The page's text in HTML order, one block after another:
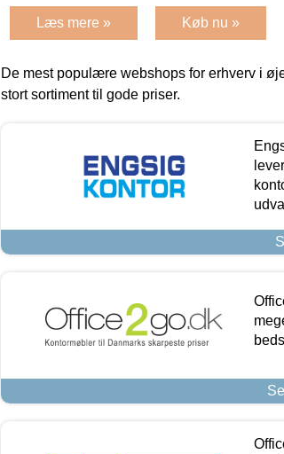
Læs mere » Køb nu »
De mest populære webshops for erhverv i
stort sortiment til gode priser.